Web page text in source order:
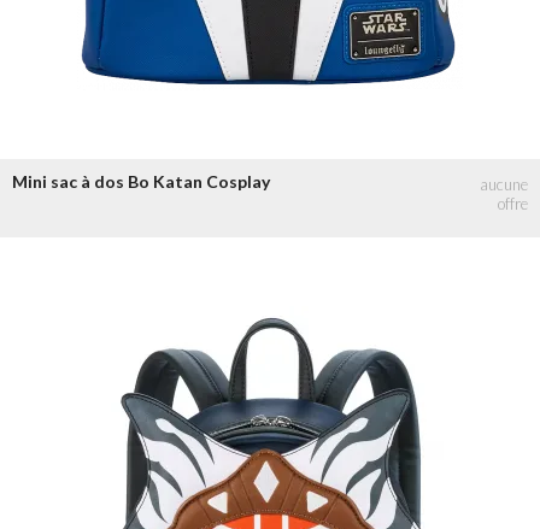
Mini sac à dos Bo Katan Cosplay